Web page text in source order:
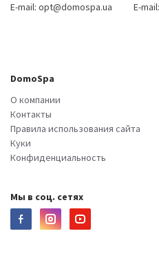
E-mail: opt@domospa.ua
E-mail:
DomoSpa
О компании
Контакты
Правила использования сайта
Куки
Конфиденциальность
Мы в соц. сетях